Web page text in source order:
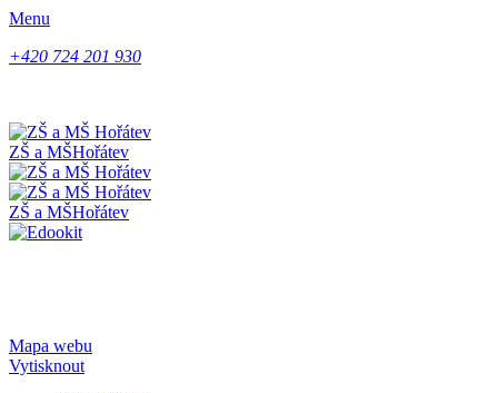
Menu
+420 724 201 930
ZŠ a MŠHořátev
ZŠ a MŠHořátev
Mapa webu
Vytisknout